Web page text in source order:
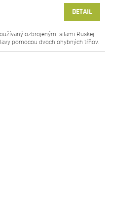
DETAIL
ozbrojenými silami Ruskej
pomocou dvoch ohybných tŕňov.